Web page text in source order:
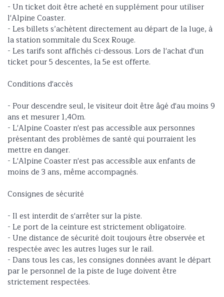
- Un ticket doit être acheté en supplément pour utiliser
l'Alpine Coaster.
- Les billets s’achètent directement au départ de la luge, à
la station sommitale du Scex Rouge.
- Les tarifs sont affichés ci-dessous. Lors de l'achat d'un
ticket pour 5 descentes, la 5e est offerte.
Conditions d'accès
- Pour descendre seul, le visiteur doit être âgé d'au moins 9
ans et mesurer 1,40m.
- L'Alpine Coaster n'est pas accessible aux personnes
présentant des problèmes de santé qui pourraient les
mettre en danger.
- L'Alpine Coaster n'est pas accessible aux enfants de
moins de 3 ans, même accompagnés.
Consignes de sécurité
- Il est interdit de s'arrêter sur la piste.
- Le port de la ceinture est strictement obligatoire.
- Une distance de sécurité doit toujours être observée et
respectée avec les autres luges sur le rail.
- Dans tous les cas, les consignes données avant le départ
par le personnel de la piste de luge doivent être
strictement respectées.